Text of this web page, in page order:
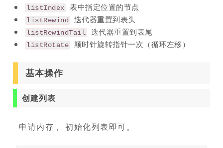
listIndex 表中指定位置的节点
listRewind 迭代器重置到表头
listRewindTail 迭代器重置到表尾
listRotate 顺时针旋转指针一次（循环左移）
基本操作
创建列表
申请内存， 初始化列表即可。